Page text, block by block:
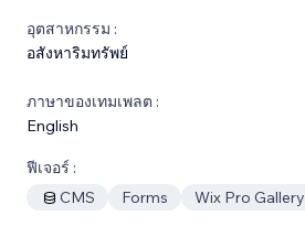
อุตสาหกรรม :
อสังหาริมทรัพย์
ภาษาของเทมเพลต :
English
ฟีเจอร์ :
CMS
Forms Wix Pro Gallery